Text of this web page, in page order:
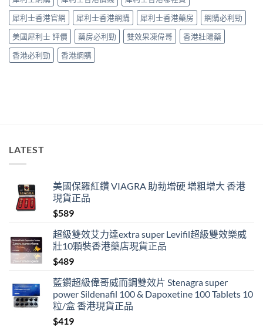
成
「冇
效」
投
訴，
其
實
掂〉
犀利士香港官網
犀利士香港網購 犀利士香港藥房
網購必利勁
美國犀利士 評價
藥房必利勁 雙效果凍偉哥
香港壯陽藥
香港必利勁
香港網購
LATEST
美國保羅紅鑽 VIAGRA 助勃增硬 增粗增大 香港
現貨正品
$589
超級雙效艾力達extra super Levifil超級雙效樂威
壯10顆裝香港藥店現貨正品
$489
藍鑽超級偉哥威而鋼雙效片 Stenagra super
power Sildenafil 100 & Dapoxetine 100 Tablets 10
粒/盒 香港現貨正品
$419